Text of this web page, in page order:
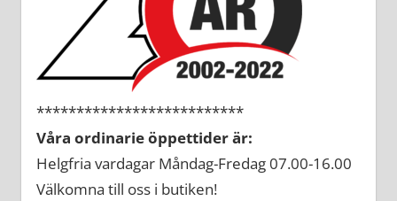
**************************
Våra ordinarie öppettider är:
Helgfria vardagar Måndag-Fredag 07.00-16.00
Välkomna till oss i butiken!